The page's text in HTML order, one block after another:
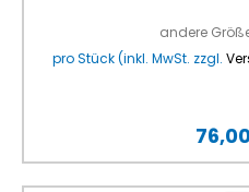
andere
pro Stück (inkl. MwSt. zzgl.